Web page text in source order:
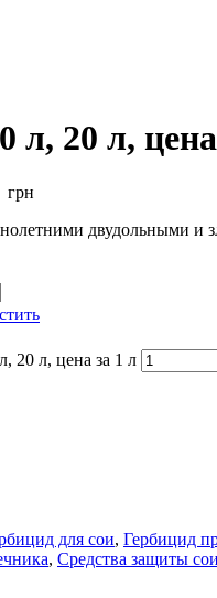
л, 20 л,
грн
двудольными и
20 л, цена за 1 л
для сои, Гербицид
, Средства защиты